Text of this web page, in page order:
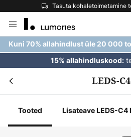
Euroopa suurim
to
Content
Kuni 70% allahindlust üle 20 000
15% allahindluskood:
LEDS-C4
Tooted Lisateave LEDS-C4